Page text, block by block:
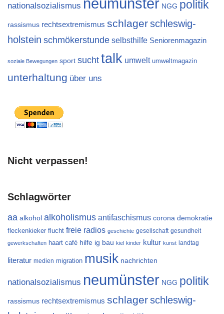
nationalsozialismus NGG politik
rassismus rechtsextremismus schlagerschleswig-
holstein schmökerstunde selbsthilfe Seniorenmagazin
soziale Bewegungen sport suchttalk umwelt umweltmagazin
unterhaltung über uns
Nicht verpassen!
Schlagwörter
aa alkohol alkoholismus antifaschismus corona demokratie
fleckenkieker flucht freie radios geschichte gesellschaft gesundheit
gewerkschaften haart café hilfe ig bau kiel kinder kultur kunst landtag
literatur medien migration musik nachrichten
nationalsozialismus neumünster NGG politik
rassismus rechtsextremismus schlagerschleswig-